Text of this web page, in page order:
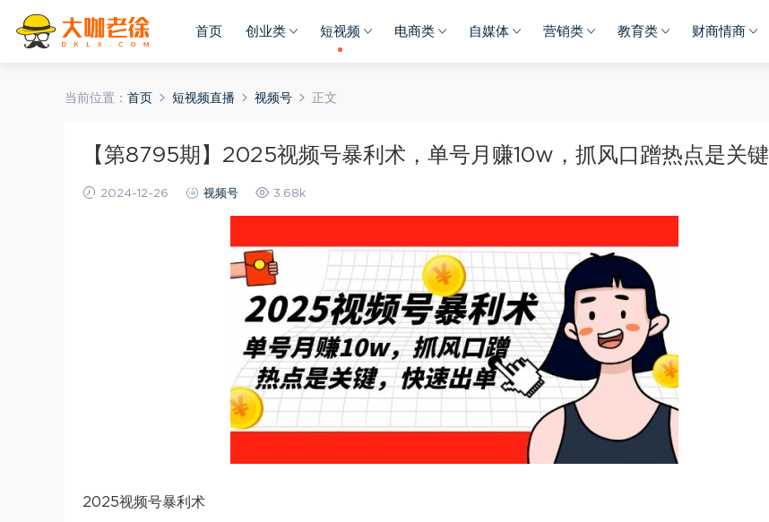
首页 创业类 短视频 电商类 自媒体 营销类 教育类 财商情商
当前位置： 首页 短视频直播 视频号 正文
【第8795期】2025视频号暴利术，单号月赚10w，抓风口蹭热点是关键
2024-12-26 视频号 3.68k
2025视频号暴利术